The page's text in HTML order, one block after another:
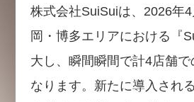
株式会社SuiSuiは、2026年
岡・博多エリアにおける『
大し、瞬間瞬間で計4店舗
なります。新たに導入され